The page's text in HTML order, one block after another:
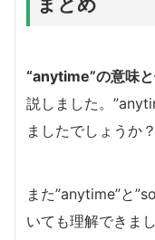
“anytime”の意味
説しました。
ましたでしょうか？
また”anytime”と
いても理解できま